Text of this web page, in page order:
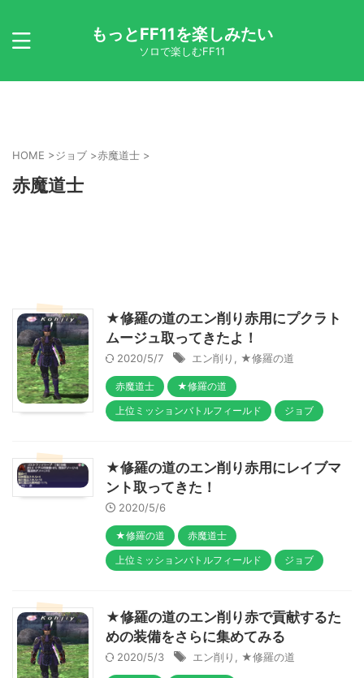
もっとFF11を楽しみたい
ソロで楽しむFF11
HOME >ジョブ >赤魔道士 >
赤魔道士
★修羅の道のエン削り赤用にプクラト
ムージュ取ってきたよ！
2020/5/7 エン削り ★修羅の道
赤魔道士
★修羅の道
上位ミッションバトルフィールド
ジョブ
★修羅の道のエン削り赤用にレイブマ
ント取ってきた！
2020/5/6
★修羅の道
赤魔道士
上位ミッションバトルフィールド
ジョブ
★修羅の道のエン削り赤で貢献するた
めの装備をさらに集めてみる
2020/5/3 エン削り ★修羅の道